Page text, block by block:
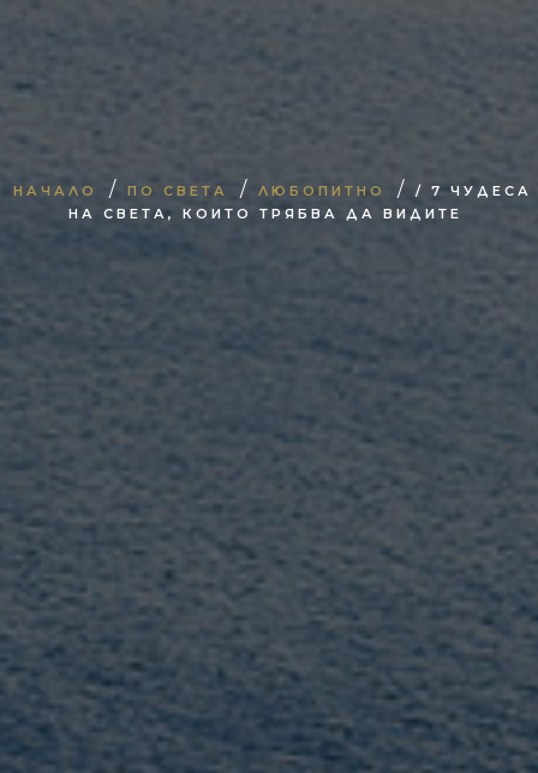
НАЧАЛО / ПО СВЕТА / ЛЮБОПИТНО /
/ 7 ЧУДЕСА
НА СВЕТА, КОИТО ТРЯБВА ДА ВИДИТЕ